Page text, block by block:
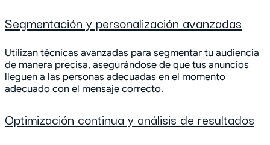
Segmentación y personalización avanzadas
Utilizan técnicas avanzadas para segmentar tu audiencia
de manera precisa, asegurándose de que tus anuncios
lleguen a las personas adecuadas en el momento
adecuado con el mensaje correcto.
Optimización continua y análisis de resultados